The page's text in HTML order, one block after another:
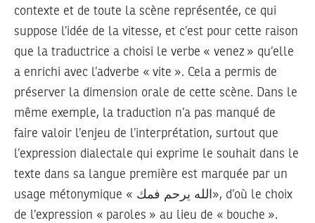
contexte et de toute la scène représentée, ce qui
suppose l’idée de la vitesse, et c’est pour cette raison
que la traductrice a choisi le verbe « venez » qu’elle
a enrichi avec l’adverbe « vite ». Cela a permis de
préserver la dimension orale de cette scène. Dans le
même exemple, la traduction n’a pas manqué de
faire valoir l’enjeu de l’interprétation, surtout que
l’expression dialectale qui exprime le souhait dans le
texte dans sa langue première est marquée par un
usage métonymique « الله يرحم فمك», d’où le choix
de l’expression « paroles » au lieu de « bouche ».